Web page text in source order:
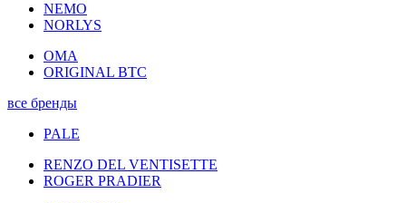
NEMO
NORLYS
OMA
ORIGINAL BTC
все бренды
PALE
RENZO DEL VENTISETTE
ROGER PRADIER